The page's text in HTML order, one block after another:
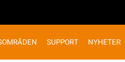
SUPPORT NYHETER